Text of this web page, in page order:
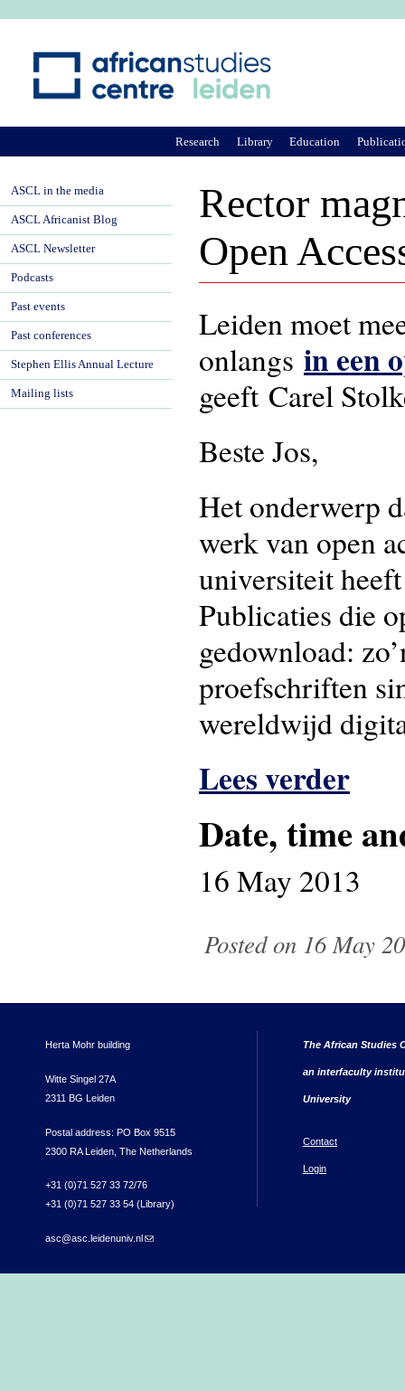
Rector
Open
Leiden moet
onlangs in een
geeft Carel
Beste Jos,
Het onderwerp
werk van open
universiteit
Publicaties die
gedownload:
proefschriften
wereldwijd
Lees verder
Date, time
16 May 2013
Posted on 16 May
Research Library Education
ASCL in the media
ASCL Africanist Blog
ASCL Newsletter
Podcasts
Past events
Past conferences
Stephen Ellis Annual Lecture
Mailing lists
Herta Mohr building
Witte Singel 27A
2311 BG Leiden
Postal address: PO Box 9515
2300 RA Leiden, The Netherlands
+31 (0)71 527 33 72/76
+31 (0)71 527 33 54 (Library)
asc@asc.leidenuniv.nl (link sends e-mail)
The African Studies
an interfaculty
University
Contact
Login